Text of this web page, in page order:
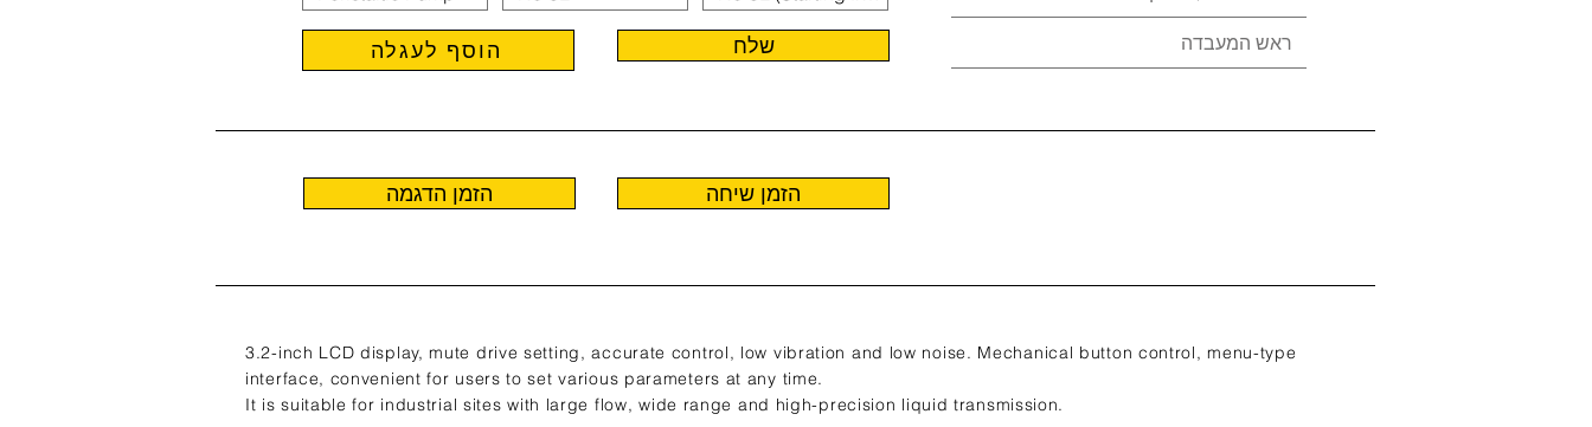
הוסף לעגלה שלח
הזמן הדגמה הזמן שיחה
3.2-inch LCD display, mute drive setting, accurate control, low vibration and low noise. Mechanical button control, menu-type
interface, convenient for users to set various parameters at any time.
It is suitable for industrial sites with large flow, wide range and high-precision liquid transmission.